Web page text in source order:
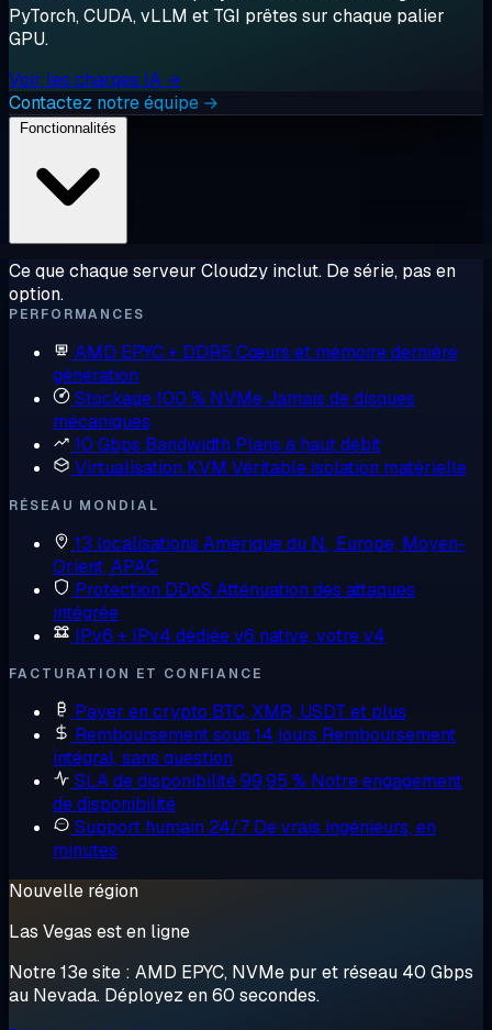
PyTorch, CUDA, vLLM et TGI prêtes sur chaque palier
GPU.
Voir les charges IA →
Contactez notre équipe →
Ce que chaque serveur Cloudzy inclut. De série, pas en
option.
PERFORMANCES
AMD EPYC + DDR5 Cœurs et mémoire dernière
génération
Stockage 100 % NVMeJamais de disques
mécaniques
10 Gbps Bandwidth Plans à haut débit
Virtualisation KVM Véritable isolation matérielle
RÉSEAU MONDIAL
13 localisations Amérique du N., Europe, Moyen-
Orient, APAC
Protection DDoS Atténuation des attaques
intégrée
IPv6 + IPv4 dédiéev6 native, votre v4
FACTURATION ET CONFIANCE
Payer en crypto BTC, XMR, USDT et plus
Remboursement sous 14 jours Remboursement
intégral, sans question
SLA de disponibilité 99,95 % Notre engagement
de disponibilité
Support humain 24/7 De vrais ingénieurs, en
minutes
Nouvelle région
Las Vegas est en ligne
Notre 13e site : AMD EPYC, NVMe pur et réseau 40 Gbps
au Nevada. Déployez en 60 secondes.